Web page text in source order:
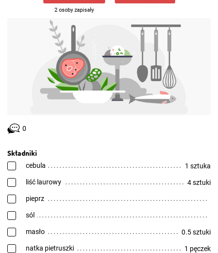
2 osoby zapisały
0
Składniki
cebula 1 sztuka
liść laurowy 4 sztuki
pieprz
sól
masło 0.5 sztuki
natka pietruszki 1 pęczek